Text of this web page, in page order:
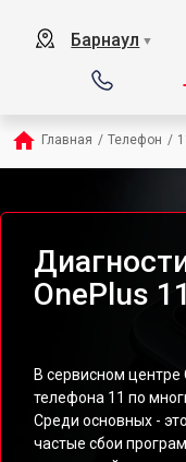
Барнаул ▼
Главная / Телефон /
OnePlus
В сервисном центре
телефона 11 по
Среди основных -
частые сбои